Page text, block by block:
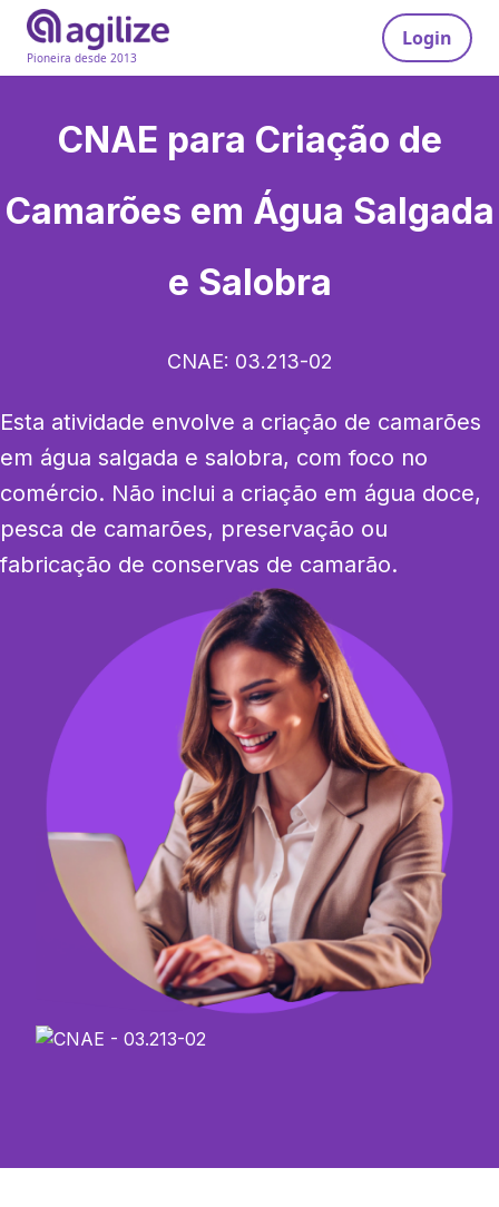
Pioneira desde 2013
Login
CNAE para Criação de
Camarões em Água Salgada
e Salobra
CNAE: 03.213-02
Esta atividade envolve a criação de camarões
em água salgada e salobra, com foco no
comércio. Não inclui a criação em água doce,
pesca de camarões, preservação ou
fabricação de conservas de camarão.